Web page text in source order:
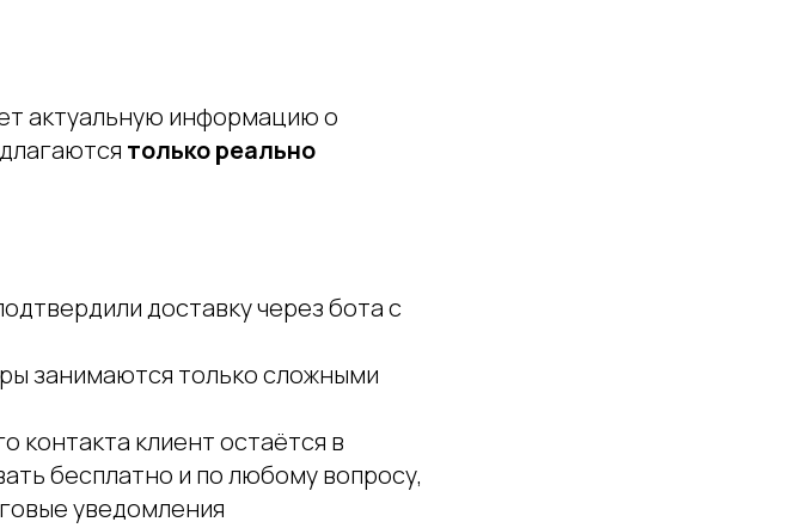
актуальную информацию о
только реально
доставку через бота с
занимаются только сложными
контакта клиент остаётся в
бесплатно и по любому вопросу,
уведомления